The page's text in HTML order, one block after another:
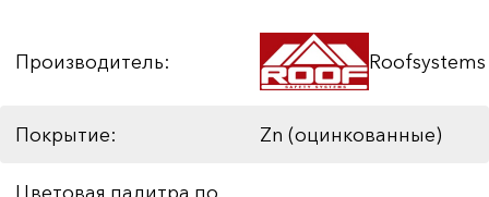
Производитель: Roofsystems
Покрытие: Zn (оцинкованные)
Цветовая палитра по